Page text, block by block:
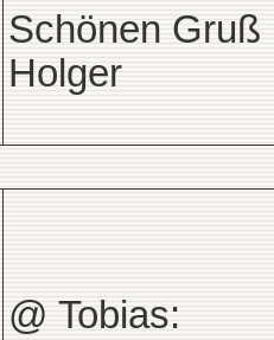
Schönen Gruß
Holger
@ Tobias: